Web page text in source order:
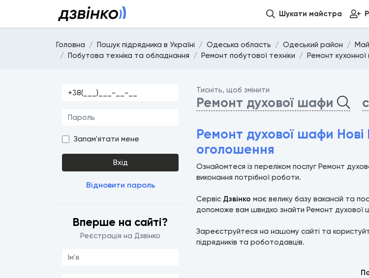
Шукати майстра
Головна Пошук підрядника в Україні Одеська область Одеський район
Побутова техніка та обладнання
Ремонт побутової техніки Ремонт кухонної
Запам'ятати мене
Вхід
Відновити пароль
Вперше на сайті?
Реєстрація на Дзвінко
Тисніть, щоб змінити
Ремонт духової шафи
Ремонт духової шафи Нові
оголошення
Ознайомтеся із переліком послуг Ремонт
виконання потрібної роботи.
Сервіс Дзвінко має велику базу вакансій та
допоможе вам швидко знайти Ремонт духової
Зареєструйтеся на нашому сайті та
підрядників та роботодавців.